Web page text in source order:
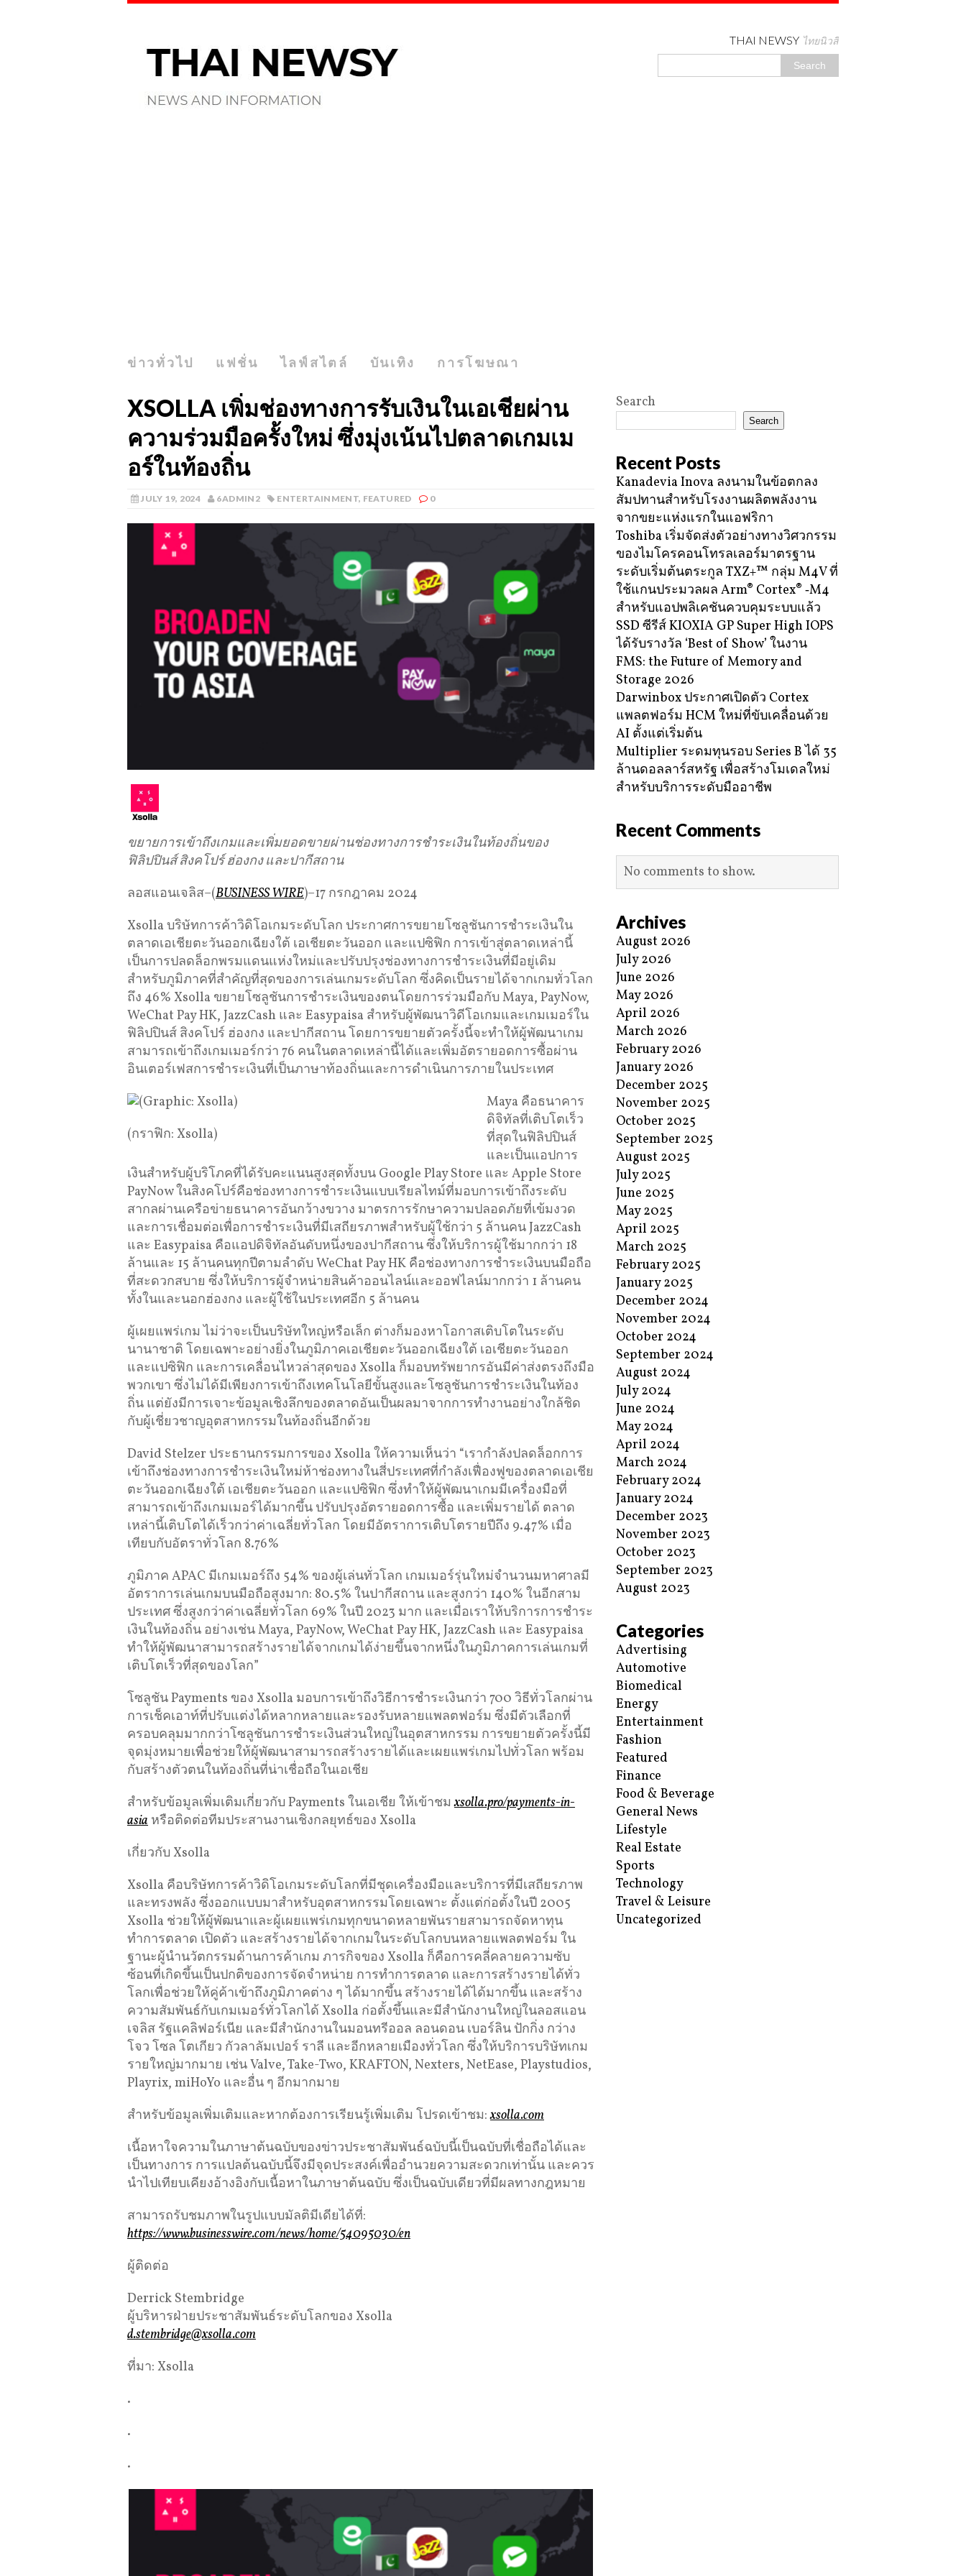
THAI NEWSY ไทยนิวสี่
ข่าวทั่วไป แฟชั่น ไลฟ์สไตล์ บันเทิง การโฆษณา
XSOLLA เพิ่มช่องทางการรับเงินในเอเชียผ่าน
ความร่วมมือครั้งใหม่ ซึ่งมุ่งเน้นไปตลาดเกมเม
อร์ในท้องถิ่น
JULY 19, 2024 6ADMIN2 ENTERTAINMENT, FEATURED 0
ขยายการเข้าถึงเกมและเพิ่มยอดขายผ่านช่องทางการชำระเงินในท้องถิ่นของ
ฟิลิปปินส์ สิงคโปร์ ฮ่องกง และปากีสถาน
ลอสแอนเจลิส–(BUSINESS WIRE)–17 กรกฎาคม 2024
Xsolla บริษัทการค้าวิดิโอเกมระดับโลก ประกาศการขยายโซลูชันการชำระเงินใน
ตลาดเอเชียตะวันออกเฉียงใต้ เอเชียตะวันออก และแปซิฟิก การเข้าสู่ตลาดเหล่านี้
เป็นการปลดล็อกพรมแดนแห่งใหม่และปรับปรุงช่องทางการชำระเงินที่มีอยู่เดิม
สำหรับภูมิภาคที่สำคัญที่สุดของการเล่นเกมระดับโลก ซึ่งคิดเป็นรายได้จากเกมทั่วโลก
ถึง 46% Xsolla ขยายโซลูชันการชำระเงินของตนโดยการร่วมมือกับ Maya, PayNow,
WeChat Pay HK, JazzCash และ Easypaisa สำหรับผู้พัฒนาวิดีโอเกมและเกมเมอร์ใน
ฟิลิปปินส์ สิงคโปร์ ฮ่องกง และปากีสถาน โดยการขยายตัวครั้งนี้จะทำให้ผู้พัฒนาเกม
สามารถเข้าถึงเกมเมอร์กว่า 76 คนในตลาดเหล่านี้ได้และเพิ่มอัตรายอดการซื้อผ่าน
อินเตอร์เฟสการชำระเงินที่เป็นภาษาท้องถิ่นและการดำเนินการภายในประเทศ
(กราฟิก: Xsolla)
Maya คือธนาคาร
ดิจิทัลที่เติบโตเร็ว
ที่สุดในฟิลิปปินส์
และเป็นแอปการ
เงินสำหรับผู้บริโภคที่ได้รับคะแนนสูงสุดทั้งบน Google Play Store และ Apple Store
PayNow ในสิงคโปร์คือช่องทางการชำระเงินแบบเรียลไทม์ที่มอบการเข้าถึงระดับ
สากลผ่านเครือข่ายธนาคารอันกว้างขวาง มาตรการรักษาความปลอดภัยที่เข้มงวด
และการเชื่อมต่อเพื่อการชำระเงินที่มีเสถียรภาพสำหรับผู้ใช้กว่า 5 ล้านคน JazzCash
และ Easypaisa คือแอปดิจิทัลอันดับหนึ่งของปากีสถาน ซึ่งให้บริการผู้ใช้มากกว่า 18
ล้านและ 15 ล้านคนทุกปีตามลำดับ WeChat Pay HK คือช่องทางการชำระเงินบนมือถือ
ที่สะดวกสบาย ซึ่งให้บริการผู้จำหน่ายสินค้าออนไลน์และออฟไลน์มากกว่า 1 ล้านคน
ทั้งในและนอกฮ่องกง และผู้ใช้ในประเทศอีก 5 ล้านคน
ผู้เผยแพร่เกม ไม่ว่าจะเป็นบริษัทใหญ่หรือเล็ก ต่างก็มองหาโอกาสเติบโตในระดับ
นานาชาติ โดยเฉพาะอย่างยิ่งในภูมิภาคเอเชียตะวันออกเฉียงใต้ เอเชียตะวันออก
และแปซิฟิก และการเคลื่อนไหวล่าสุดของ Xsolla ก็มอบทรัพยากรอันมีค่าส่งตรงถึงมือ
พวกเขา ซึ่งไม่ได้มีเพียงการเข้าถึงเทคโนโลยีขั้นสูงและโซลูชันการชำระเงินในท้อง
ถิ่น แต่ยังมีการเจาะข้อมูลเชิงลึกของตลาดอันเป็นผลมาจากการทำงานอย่างใกล้ชิด
กับผู้เชี่ยวชาญอุตสาหกรรมในท้องถิ่นอีกด้วย
David Stelzer ประธานกรรมการของ Xsolla ให้ความเห็นว่า “เรากำลังปลดล็อกการ
เข้าถึงช่องทางการชำระเงินใหม่ห้าช่องทางในสี่ประเทศที่กำลังเฟื่องฟูของตลาดเอเชีย
ตะวันออกเฉียงใต้ เอเชียตะวันออก และแปซิฟิก ซึ่งทำให้ผู้พัฒนาเกมมีเครื่องมือที่
สามารถเข้าถึงเกมเมอร์ได้มากขึ้น ปรับปรุงอัตรายอดการซื้อ และเพิ่มรายได้ ตลาด
เหล่านี้เติบโตได้เร็วกว่าค่าเฉลี่ยทั่วโลก โดยมีอัตราการเติบโตรายปีถึง 9.47% เมื่อ
เทียบกับอัตราทั่วโลก 8.76%
ภูมิภาค APAC มีเกมเมอร์ถึง 54% ของผู้เล่นทั่วโลก เกมเมอร์รุ่นใหม่จำนวนมหาศาลมี
อัตราการเล่นเกมบนมือถือสูงมาก: 80.5% ในปากีสถาน และสูงกว่า 140% ในอีกสาม
ประเทศ ซึ่งสูงกว่าค่าเฉลี่ยทั่วโลก 69% ในปี 2023 มาก และเมื่อเราให้บริการการชำระ
เงินในท้องถิ่น อย่างเช่น Maya, PayNow, WeChat Pay HK, JazzCash และ Easypaisa
ทำให้ผู้พัฒนาสามารถสร้างรายได้จากเกมได้ง่ายขึ้นจากหนึ่งในภูมิภาคการเล่นเกมที่
เติบโตเร็วที่สุดของโลก”
โซลูชัน Payments ของ Xsolla มอบการเข้าถึงวิธีการชำระเงินกว่า 700 วิธีทั่วโลกผ่าน
การเช็คเอาท์ที่ปรับแต่งได้หลากหลายและรองรับหลายแพลตฟอร์ม ซึ่งมีตัวเลือกที่
ครอบคลุมมากกว่าโซลูชันการชำระเงินส่วนใหญ่ในอุตสาหกรรม การขยายตัวครั้งนี้มี
จุดมุ่งหมายเพื่อช่วยให้ผู้พัฒนาสามารถสร้างรายได้และเผยแพร่เกมไปทั่วโลก พร้อม
กับสร้างตัวตนในท้องถิ่นที่น่าเชื่อถือในเอเชีย
สำหรับข้อมูลเพิ่มเติมเกี่ยวกับ Payments ในเอเชีย ให้เข้าชมxsolla.pro/payments-in-
asia หรือติดต่อทีมประสานงานเชิงกลยุทธ์ของ Xsolla
เกี่ยวกับ Xsolla
Xsolla คือบริษัทการค้าวิดิโอเกมระดับโลกที่มีชุดเครื่องมือและบริการที่มีเสถียรภาพ
และทรงพลัง ซึ่งออกแบบมาสำหรับอุตสาหกรรมโดยเฉพาะ ตั้งแต่ก่อตั้งในปี 2005
Xsolla ช่วยให้ผู้พัฒนาและผู้เผยแพร่เกมทุกขนาดหลายพันรายสามารถจัดหาทุน
ทำการตลาด เปิดตัว และสร้างรายได้จากเกมในระดับโลกบนหลายแพลตฟอร์ม ใน
ฐานะผู้นำนวัตกรรมด้านการค้าเกม ภารกิจของ Xsolla ก็คือการคลี่คลายความซับ
ซ้อนที่เกิดขึ้นเป็นปกติของการจัดจำหน่าย การทำการตลาด และการสร้างรายได้ทั่ว
โลกเพื่อช่วยให้คู่ค้าเข้าถึงภูมิภาคต่าง ๆ ได้มากขึ้น สร้างรายได้ได้มากขึ้น และสร้าง
ความสัมพันธ์กับเกมเมอร์ทั่วโลกได้ Xsolla ก่อตั้งขึ้นและมีสำนักงานใหญ่ในลอสแอน
เจลิส รัฐแคลิฟอร์เนีย และมีสำนักงานในมอนทรีออล ลอนดอน เบอร์ลิน ปักกิ่ง กว่าง
โจว โซล โตเกียว กัวลาลัมเปอร์ ราลี และอีกหลายเมืองทั่วโลก ซึ่งให้บริการบริษัทเกม
รายใหญ่มากมาย เช่น Valve, Take-Two, KRAFTON, Nexters, NetEase, Playstudios,
Playrix, miHoYo และอื่น ๆ อีกมากมาย
สำหรับข้อมูลเพิ่มเติมและหากต้องการเรียนรู้เพิ่มเติม โปรดเข้าชม:xsolla.com
เนื้อหาใจความในภาษาต้นฉบับของข่าวประชาสัมพันธ์ฉบับนี้เป็นฉบับที่เชื่อถือได้และ
เป็นทางการ การแปลต้นฉบับนี้จึงมีจุดประสงค์เพื่ออำนวยความสะดวกเท่านั้น และควร
นำไปเทียบเคียงอ้างอิงกับเนื้อหาในภาษาต้นฉบับ ซึ่งเป็นฉบับเดียวที่มีผลทางกฎหมาย
สามารถรับชมภาพในรูปแบบมัลติมีเดียได้ที่:
https://www.businesswire.com/news/home/54095030/en
ผู้ติดต่อ
Derrick Stembridge
ผู้บริหารฝ่ายประชาสัมพันธ์ระดับโลกของ Xsolla
d.stembridge@xsolla.com
ที่มา: Xsolla
.
.
.
Search
Search
Recent Posts
Kanadevia Inova ลงนามในข้อตกลง
สัมปทานสำหรับโรงงานผลิตพลังงาน
จากขยะแห่งแรกในแอฟริกา
Toshiba เริ่มจัดส่งตัวอย่างทางวิศวกรรม
ของไมโครคอนโทรลเลอร์มาตรฐาน
ระดับเริ่มต้นตระกูล TXZ+™ กลุ่ม M4V ที่
ใช้แกนประมวลผล Arm® Cortex® ‑M4
สำหรับแอปพลิเคชันควบคุมระบบแล้ว
SSD ซีรีส์ KIOXIA GP Super High IOPS
ได้รับรางวัล ‘Best of Show’ ในงาน
FMS: the Future of Memory and
Storage 2026
Darwinbox ประกาศเปิดตัว Cortex
แพลตฟอร์ม HCM ใหม่ที่ขับเคลื่อนด้วย
AI ตั้งแต่เริ่มต้น
Multiplier ระดมทุนรอบ Series B ได้ 35
ล้านดอลลาร์สหรัฐ เพื่อสร้างโมเดลใหม่
สำหรับบริการระดับมืออาชีพ
Recent Comments
No comments to show.
Archives
August 2026
July 2026
June 2026
May 2026
April 2026
March 2026
February 2026
January 2026
December 2025
November 2025
October 2025
September 2025
August 2025
July 2025
June 2025
May 2025
April 2025
March 2025
February 2025
January 2025
December 2024
November 2024
October 2024
September 2024
August 2024
July 2024
June 2024
May 2024
April 2024
March 2024
February 2024
January 2024
December 2023
November 2023
October 2023
September 2023
August 2023
Categories
Advertising
Automotive
Biomedical
Energy
Entertainment
Fashion
Featured
Finance
Food & Beverage
General News
Lifestyle
Real Estate
Sports
Technology
Travel & Leisure
Uncategorized